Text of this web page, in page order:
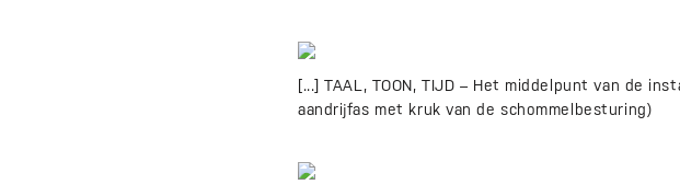
[...] TAAL, TOON, TIJD – Het middelpunt van de
aandrijfas met kruk van de schommelbesturing)